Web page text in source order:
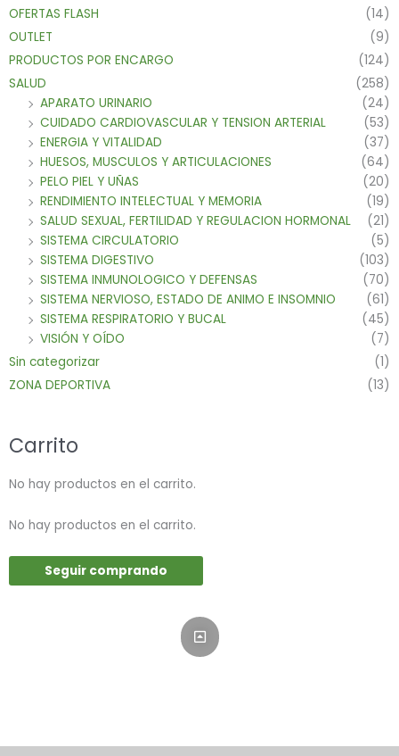
OFERTAS FLASH
(14)
OUTLET
(9)
PRODUCTOS POR ENCARGO
(124)
SALUD
(258)
APARATO URINARIO
(24)
CUIDADO CARDIOVASCULAR Y TENSION ARTERIAL
(53)
ENERGIA Y VITALIDAD
(37)
HUESOS, MUSCULOS Y ARTICULACIONES
(64)
PELO PIEL Y UÑAS
(20)
RENDIMIENTO INTELECTUAL Y MEMORIA
(19)
SALUD SEXUAL, FERTILIDAD Y REGULACION HORMONAL
(21)
SISTEMA CIRCULATORIO
(5)
SISTEMA DIGESTIVO
(103)
SISTEMA INMUNOLOGICO Y DEFENSAS
(70)
SISTEMA NERVIOSO, ESTADO DE ANIMO E INSOMNIO
(61)
SISTEMA RESPIRATORIO Y BUCAL
(45)
VISIÓN Y OÍDO
(7)
Sin categorizar
(1)
ZONA DEPORTIVA
(13)
Carrito
No hay productos en el carrito.
No hay productos en el carrito.
Seguir comprando